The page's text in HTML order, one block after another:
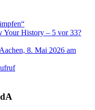
Your History – 5 vor 33?
8. Mai 2026 am